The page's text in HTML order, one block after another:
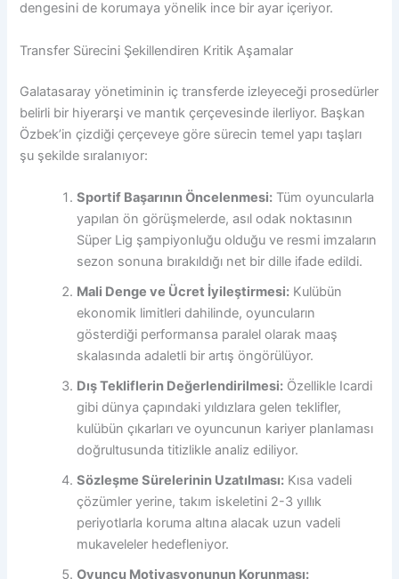
dengesini de korumaya yönelik ince bir ayar içeriyor.
Transfer Sürecini Şekillendiren Kritik Aşamalar
Galatasaray yönetiminin iç transferde izleyeceği prosedürler
belirli bir hiyerarşi ve mantık çerçevesinde ilerliyor. Başkan
Özbek’in çizdiği çerçeveye göre sürecin temel yapı taşları
şu şekilde sıralanıyor:
Sportif Başarının Öncelenmesi: Tüm oyuncularla
yapılan ön görüşmelerde, asıl odak noktasının
Süper Lig şampiyonluğu olduğu ve resmi imzaların
sezon sonuna bırakıldığı net bir dille ifade edildi.
Mali Denge ve Ücret İyileştirmesi: Kulübün
ekonomik limitleri dahilinde, oyuncuların
gösterdiği performansa paralel olarak maaş
skalasında adaletli bir artış öngörülüyor.
Dış Tekliflerin Değerlendirilmesi: Özellikle Icardi
gibi dünya çapındaki yıldızlara gelen teklifler,
kulübün çıkarları ve oyuncunun kariyer planlaması
doğrultusunda titizlikle analiz ediliyor.
Sözleşme Sürelerinin Uzatılması: Kısa vadeli
çözümler yerine, takım iskeletini 2-3 yıllık
periyotlarla koruma altına alacak uzun vadeli
mukaveleler hedefleniyor.
Oyuncu Motivasyonunun Korunması: